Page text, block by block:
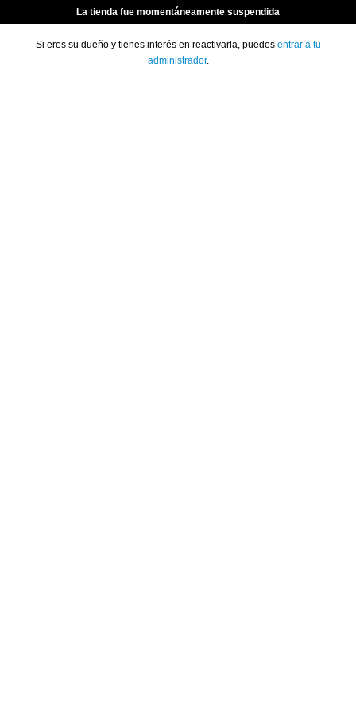
La tienda fue momentáneamente suspendida
Si eres su dueño y tienes interés en reactivarla, puedes entrar a tu
administrador.